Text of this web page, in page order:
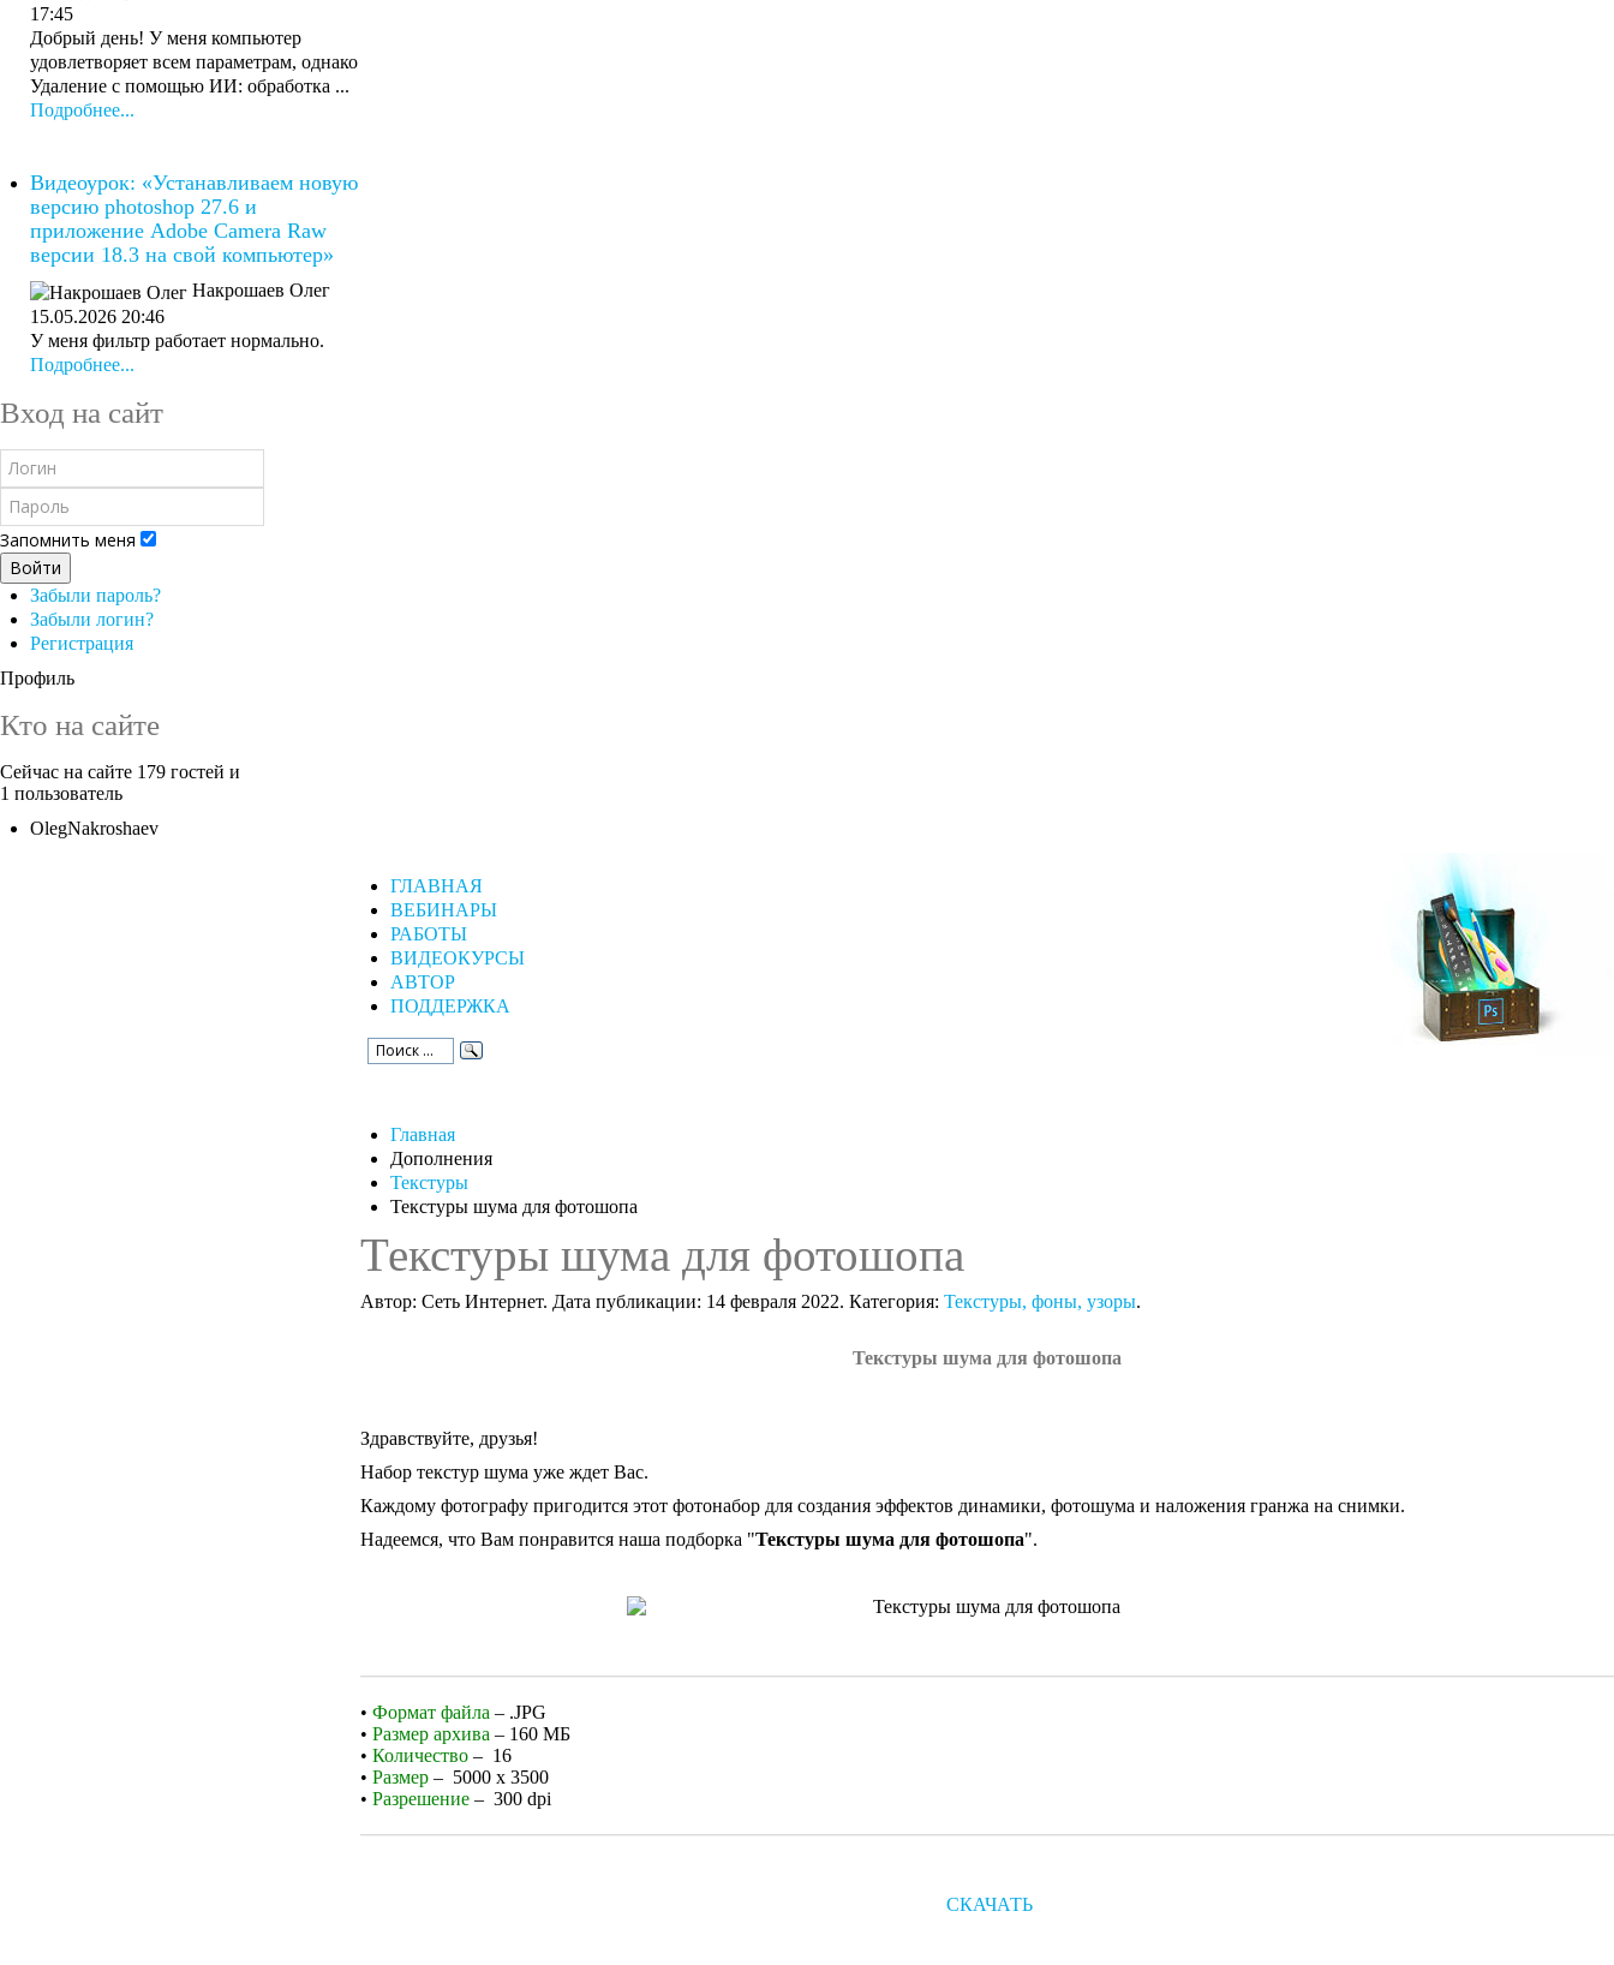
17:45
Добрый день! У меня компьютер
удовлетворяет всем параметрам, однако
Удаление с помощью ИИ: обработка ...
Подробнее...
Видеоурок: «Устанавливаем новую
версию photoshop 27.6 и
приложение Adobe Camera Raw
версии 18.3 на свой компьютер»
Накрошаев Олег
15.05.2026 20:46
У меня фильтр работает нормально.
Подробнее...
Вход на сайт
Запомнить меня
Войти
Забыли пароль?
Забыли логин?
Регистрация
Профиль
Кто на сайте
Сейчас на сайте 179 гостей и
1 пользователь
OlegNakroshaev
ГЛАВНАЯ
ВЕБИНАРЫ
РАБОТЫ
ВИДЕОКУРСЫ
АВТОР
ПОДДЕРЖКА
Главная
Дополнения
Текстуры
Текстуры шума для фотошопа
Текстуры шума для фотошопа
Автор: Сеть Интернет. Дата публикации: 14 февраля 2022. Категория: Текстуры, фоны, узоры.
Текстуры шума для фотошопа
Здравствуйте, друзья!
Набор текстур шума уже ждет Вас.
Каждому фотографу пригодится этот фотонабор для создания эффектов динамики, фотошума и наложения гранжа на снимки.
Надеемся, что Вам понравится наша подборка "Текстуры шума для фотошопа".
• Формат файла – .JPG
• Размер архива – 160 MБ
• Количество – 16
• Размер – 5000 x 3500
• Разрешение – 300 dpi
СКАЧАТЬ